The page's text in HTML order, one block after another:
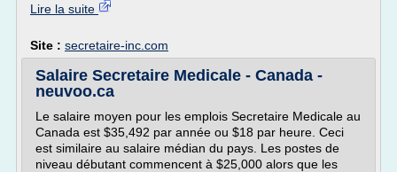
Lire la suite
Site : secretaire-inc.com
Salaire Secretaire Medicale - Canada -
neuvoo.ca
Le salaire moyen pour les emplois Secretaire Medicale au
Canada est $35,492 par année ou $18 par heure. Ceci
est similaire au salaire médian du pays. Les postes de
niveau débutant commencent à $25,000 alors que les